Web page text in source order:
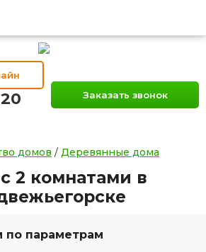
Заказать звонок
домов / Деревянные дома
2 комнатами в
по параметрам